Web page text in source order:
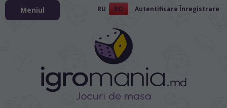
RU RO Autentificare Înregistrare
Meniul